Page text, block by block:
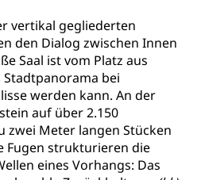
vertikal gegliederten
den Dialog zwischen Innen
Saal ist vom Platz aus
bei
werden kann. An der
auf über 2.150
zwei Meter langen Stücken
Fugen strukturieren die
eines Vorhangs: Das